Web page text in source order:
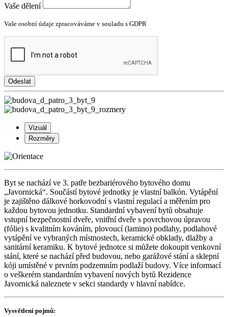
Vaše dělení
Vaše osobní údaje zpracováváme v souladu s GDPR
Odeslat
Vizuál
Rozměry
Byt se nachází ve 3. patře bezbariérového bytového domu
„Javornická“. Součástí bytové jednotky je vlastní balkón. Vytápění
je zajištěno dálkové horkovodní s vlastní regulací a měřením pro
každou bytovou jednotku. Standardní vybavení bytů obsahuje
vstupní bezpečnostní dveře, vnitřní dveře s povrchovou úpravou
(fólie) s kvalitním kováním, plovoucí (lamino) podlahy, podlahové
vytápění ve vybraných místnostech, keramické obklady, dlažby a
sanitární keramiku. K bytové jednotce si můžete dokoupit venkovní
stání, které se nachází před budovou, nebo garážové stání a sklepní
kóji umístěné v prvním podzemním podlaží budovy. Více informací
o veškerém standardním vybavení nových bytů Rezidence
Javornická naleznete v sekci standardy v hlavní nabídce.
Vysvětlení pojmů: